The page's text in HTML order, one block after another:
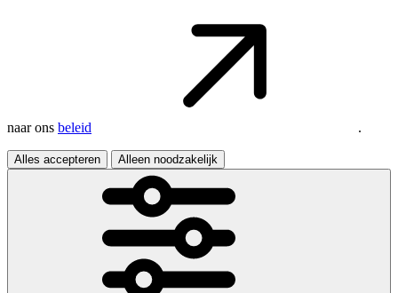
naar ons beleid .
Alles accepteren Alleen noodzakelijk